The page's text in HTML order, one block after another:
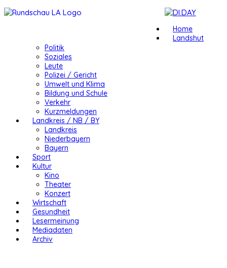
Home
Landshut
Politik
Soziales
Leute
Polizei / Gericht
Umwelt und Klima
Bildung und Schule
Verkehr
Kurzmeldungen
Landkreis / NB / BY
Landkreis
Niederbayern
Bayern
Sport
Kultur
Kino
Theater
Konzert
Wirtschaft
Gesundheit
Lesermeinung
Mediadaten
Archiv